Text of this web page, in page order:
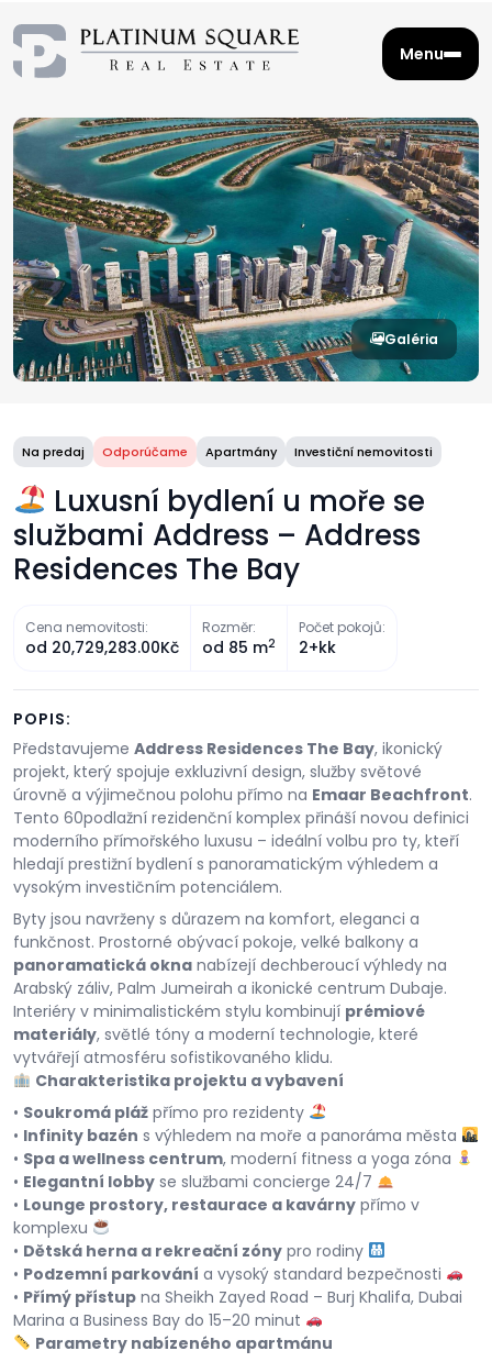
Menu
Galéria
Na predaj Odporúčame Apartmány Investiční nemovitosti
Luxusní bydlení u moře se
službami Address – Address
Residences The Bay
Cena nemovitosti:
od 20,729,283.00Kč
Rozměr:
od 85 m2
Počet pokojů:
2+kk
POPIS:
Představujeme Address Residences The Bay, ikonický
projekt, který spojuje exkluzivní design, služby světové
úrovně a výjimečnou polohu přímo na Emaar Beachfront.
Tento 60podlažní rezidenční komplex přináší novou definici
moderního přímořského luxusu – ideální volbu pro ty, kteří
hledají prestižní bydlení s panoramatickým výhledem a
vysokým investičním potenciálem.
Byty jsou navrženy s důrazem na komfort, eleganci a
funkčnost. Prostorné obývací pokoje, velké balkony a
panoramatická okna nabízejí dechberoucí výhledy na
Arabský záliv, Palm Jumeirah a ikonické centrum Dubaje.
Interiéry v minimalistickém stylu kombinují prémiové
materiály, světlé tóny a moderní technologie, které
vytvářejí atmosféru sofistikovaného klidu.
Charakteristika projektu a vybavení
• Soukromá pláž přímo pro rezidenty
• Infinity bazén s výhledem na moře a panoráma města
• Spa a wellness centrum, moderní fitness a yoga zóna
• Elegantní lobby se službami concierge 24/7
• Lounge prostory, restaurace a kavárny přímo v
komplexu
• Dětská herna a rekreační zóny pro rodiny
• Podzemní parkování a vysoký standard bezpečnosti
• Přímý přístup na Sheikh Zayed Road – Burj Khalifa, Dubai
Marina a Business Bay do 15–20 minut
Parametry nabízeného apartmánu